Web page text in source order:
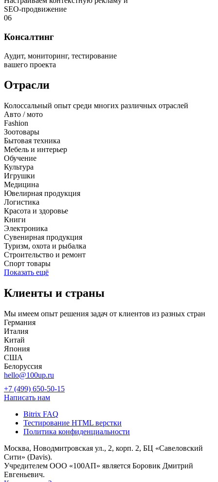
SEO-продвижение
06
Консалтинг
Аудит, мониторинг, тестирование
вашего проекта
Отрасли
Колоссальный опыт среди многих различных отраслей
Авто / мото
Fashion
Зоотовары
Бытовая техника
Мебель и интерьер
Обучение
Культура
Игрушки
Медицина
Ювелирная продукция
Логистика
Красота и здоровье
Книги
Электроника
Сувенирная продукция
Туризм, охота и рыбалка
Строительство и ремонт
Спорт товары
Показать ещё
Клиенты и страны
Мы имеем опыт решения задач от клиентов из разных стран
Германия
Италия
Китай
Япония
США
Белоруссия
hello@100up.ru
+7 (499) 650-50-15
Написать нам
Bitrix FAQ
Тестирование HTML верстки
Политика конфиденциальности
Москва, Новодмитровская ул., 2, корп. 2, БЦ «Савеловский
Сити» (Davis).
Учредителем ООО «100АП» является Боровик Дмитрий
Евгеньевич.